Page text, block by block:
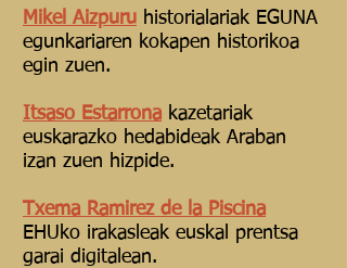
Mikel Aizpuru historialariak EGUNA
egunkariaren kokapen historikoa
egin zuen.
Itsaso Estarrona kazetariak
euskarazko hedabideak Araban
izan zuen hizpide.
Txema Ramirez de la Piscina
EHUko irakasleak euskal prentsa
garai digitalean.